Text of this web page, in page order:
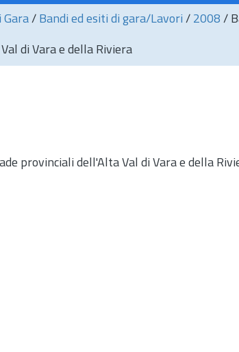
Gara / Bandi ed esiti di gara/Lavori / 2008 /
di Vara e della Riviera
provinciali dell'Alta Val di Vara e della